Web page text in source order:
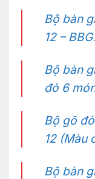
Bộ bàn
12 –
Bộ bàn
đỏ 6
Bộ gõ
12 (Màu
Bộ bàn